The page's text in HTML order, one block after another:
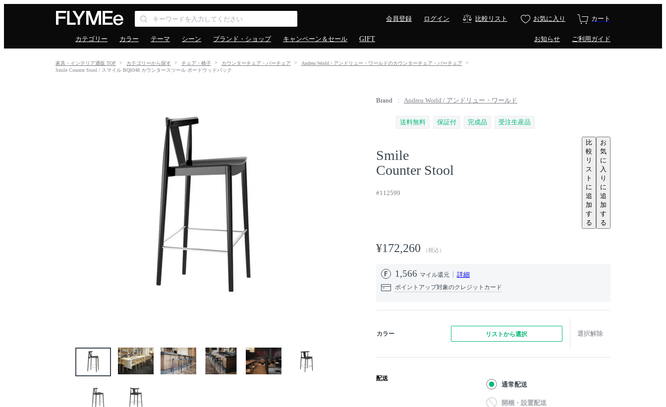
会員登録 ログイン 比較リスト お気に入り カート
カテゴリー カラー テーマ シーン ブランド・ショップ キャンペーン＆セール GIFT お知らせ ご利用ガイド
家具・インテリア通販 TOP カテゴリーから探す チェア・椅子 カウンターチェア・バーチェア
Andreu World / アンドリュー・ワールドのカウンターチェア・バーチェア
Smile Counter Stool / スマイル BQ0348 カウンタースツール ボードウッドバック
Brand Andreu World / アンドリュー・ワールド
送料無料 保証付 完成品 受注生産品
Smile
Counter Stool
#112599
比
較
リ
ス
ト
に
追
加
す
る
お
気
に
入
り
に
追
加
す
る
¥172,260 （税込）
1,566 マイル還元 詳細
ポイントアップ対象のクレジットカード
カラー リストから選択 選択解除
配送
通常配送
開梱・設置配送